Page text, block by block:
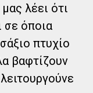
λέει ότι
σε όποια
πτυχίο
βαφτίζουν